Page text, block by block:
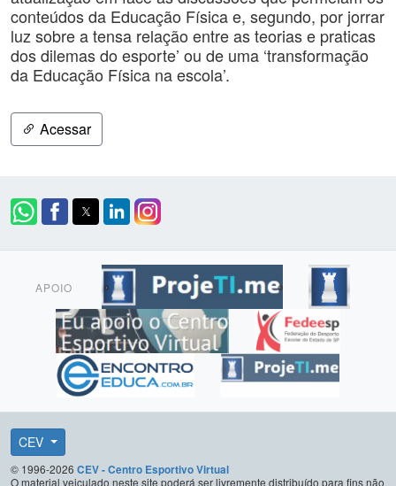
conteúdos da Educação Física e, segundo, por jorrar
luz sobre a tensa relação entre as teorias e praticas
dos dilemas do esporte’ ou de uma ‘transformação
da Educação Física na escola’.
Acessar
APOIO
CEV
© 1996-2026 CEV - Centro Esportivo Virtual
O material veiculado neste site poderá ser livremente distribuído para fins não